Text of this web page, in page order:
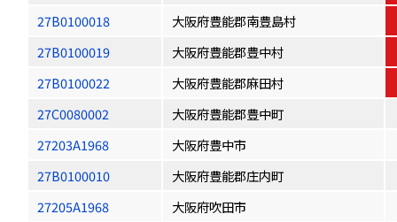
27B0100018
大阪府豊能郡南豊島村
27B0100019
大阪府豊能郡豊中村
27B0100022
大阪府豊能郡麻田村
27C0080002
大阪府豊能郡豊中町
27203A1968
大阪府豊中市
27B0100010
大阪府豊能郡庄内町
27205A1968
大阪府吹田市